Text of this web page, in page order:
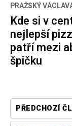
PRAŽSKÝ
Kde si v
nejlepší
patří mezi
špičku
PŘEDCHOZÍ